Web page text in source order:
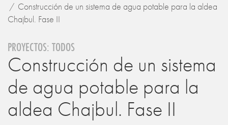
Construcción de un sistema de agua potable para la aldea
Chajbul. Fase II
PROYECTOS: TODOS
Construcción de un sistema
de agua potable para la
aldea Chajbul. Fase II